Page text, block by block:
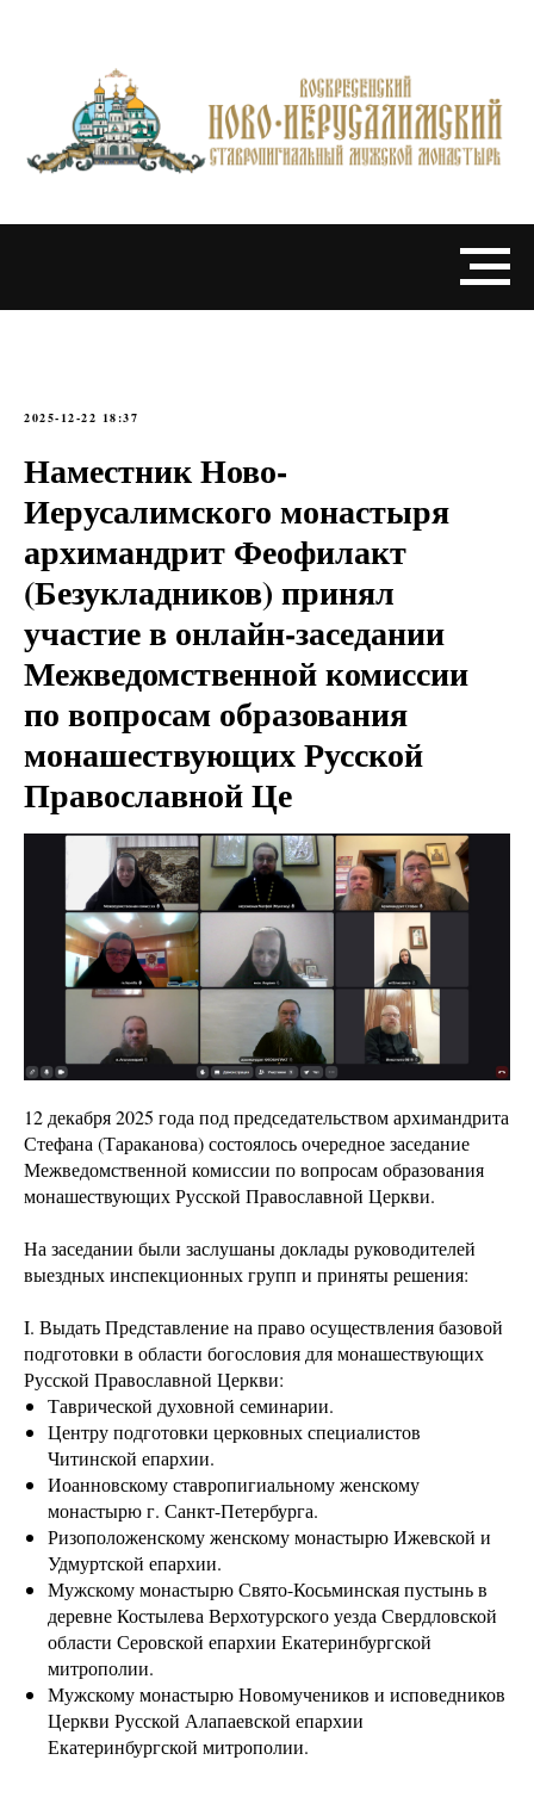
2025-12-22 18:37
Наместник Ново-
Иерусалимского монастыря
архимандрит Феофилакт
(Безукладников) принял
участие в онлайн-заседании
Межведомственной комиссии
по вопросам образования
монашествующих Русской
Православной Це
12 декабря 2025 года под председательством архимандрита
Стефана (Тараканова) состоялось очередное заседание
Межведомственной комиссии по вопросам образования
монашествующих Русской Православной Церкви.
На заседании были заслушаны доклады руководителей
выездных инспекционных групп и приняты решения:
I. Выдать Представление на право осуществления базовой
подготовки в области богословия для монашествующих
Русской Православной Церкви:
Таврической духовной семинарии.
Центру подготовки церковных специалистов
Читинской епархии.
Иоанновскому ставропигиальному женскому
монастырю г. Санкт-Петербурга.
Ризоположенскому женскому монастырю Ижевской и
Удмуртской епархии.
Мужскому монастырю Свято-Косьминская пустынь в
деревне Костылева Верхотурского уезда Свердловской
области Серовской епархии Екатеринбургской
митрополии.
Мужскому монастырю Новомучеников и исповедников
Церкви Русской Алапаевской епархии
Екатеринбургской митрополии.